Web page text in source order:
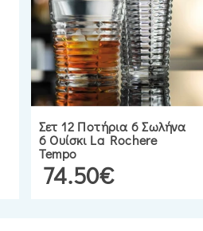
Σετ 12 Ποτήρια 6 Σωλήνα
6 Ουίσκι La Rochere
Tempo
74.50€